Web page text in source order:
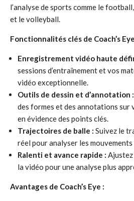
l’analyse de sports comme le
et le volleyball.
Fonctionnalités clés de Coach’s
Enregistrement vidéo haute
sessions d’entraînement et vos
vidéo exceptionnelle.
Outils de dessin et d’annotation :
des formes et des annotations sur
en évidence des points clés.
Trajectoires de balle : Suivez le
réel pour analyser les
Ralenti et avance rapide :
la vidéo pour une analyse plus
Avantages de Coach’s Eye :